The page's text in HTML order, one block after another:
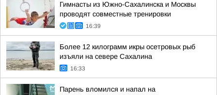
Гимнасты из Южно-Сахалинска и Москвы
проводят совместные тренировки
16:39
Более 12 килограмм икры осетровых рыб
изъяли на севере Сахалина
16:33
Парень вломился и напал на